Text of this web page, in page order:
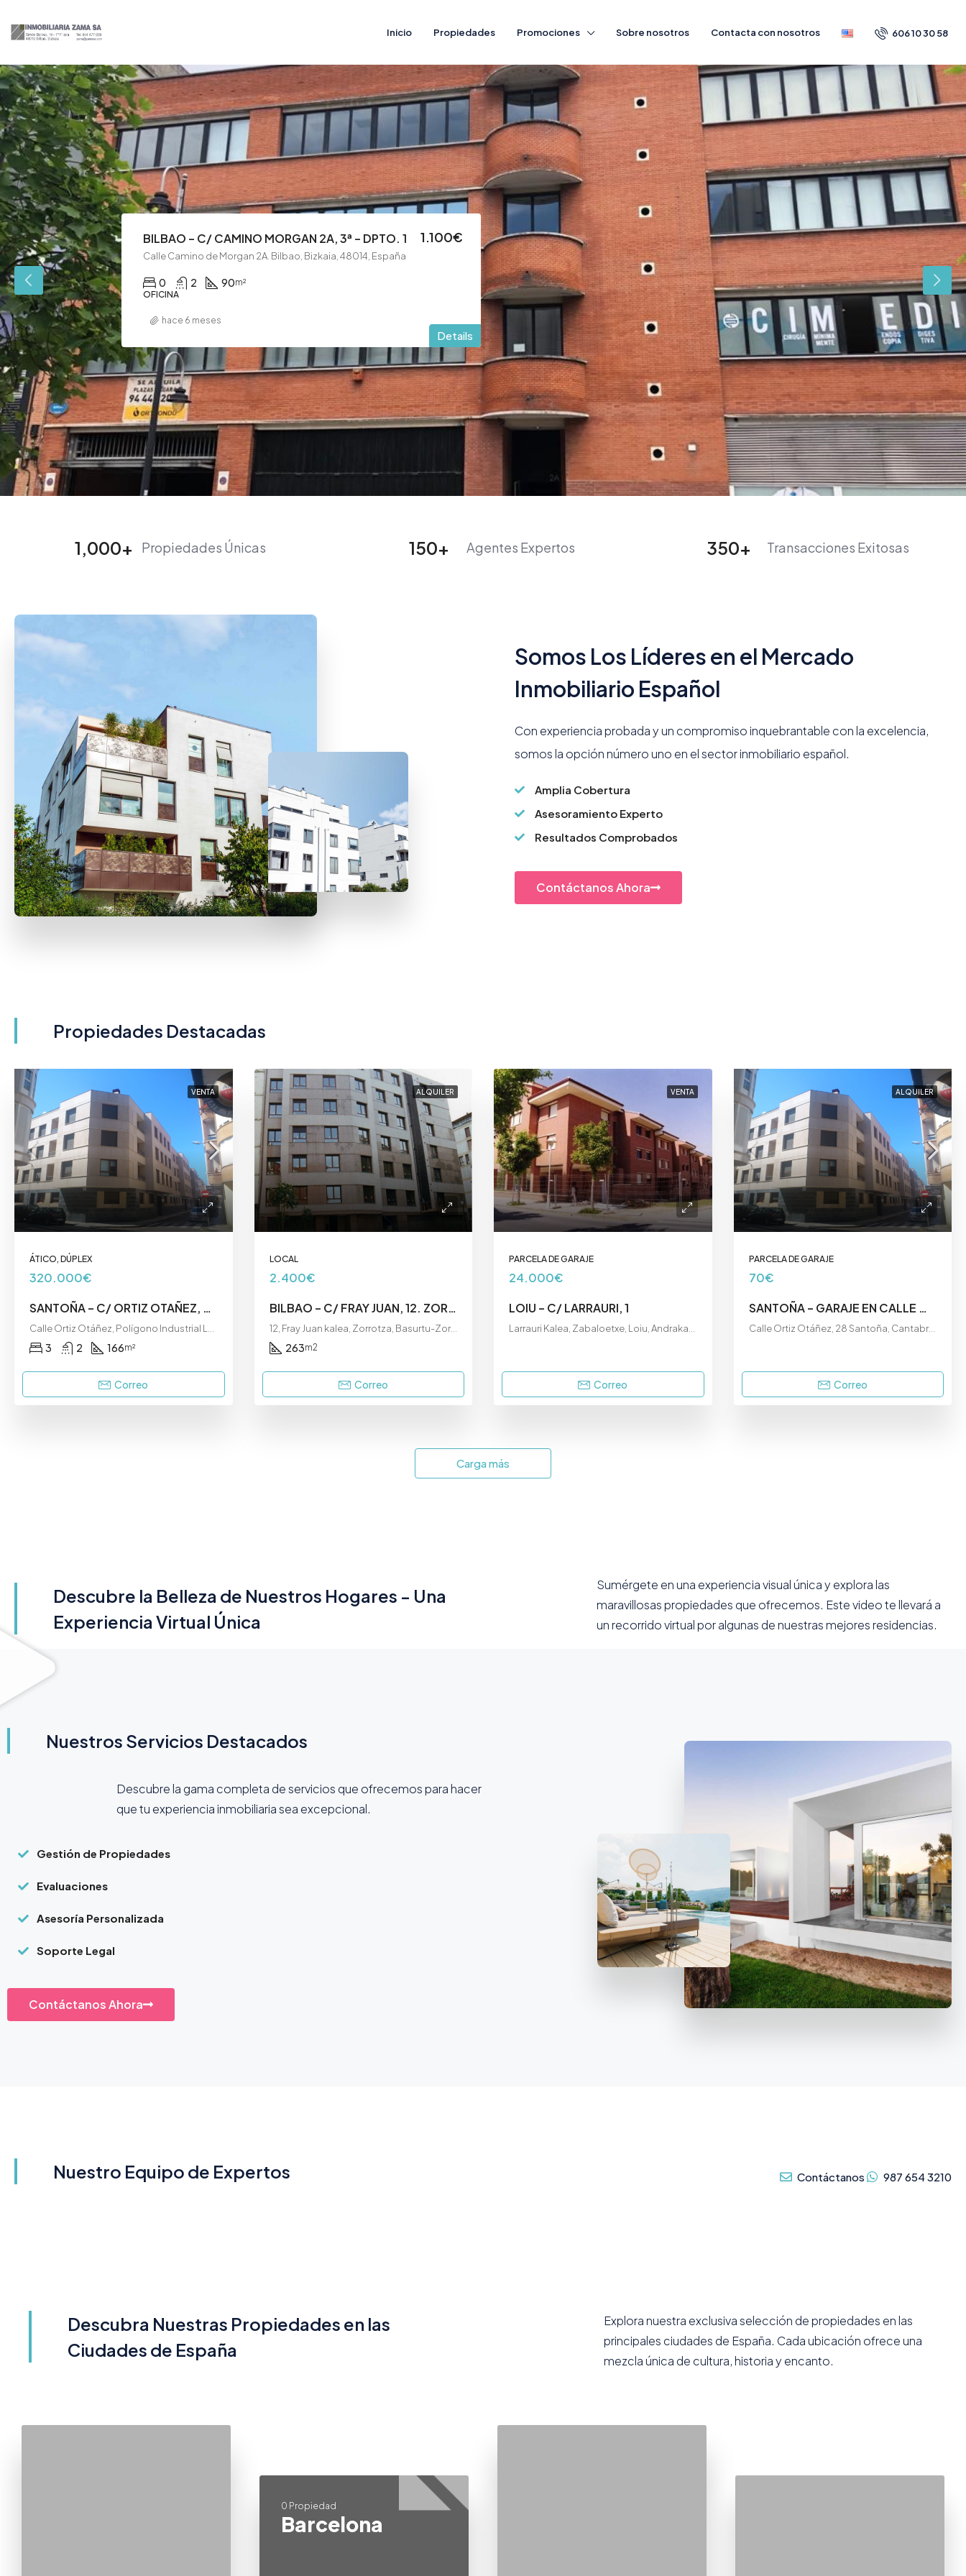
Inicio Propiedades Promociones Sobre nosotros Contacta con nosotros 606 10 30 58
BILBAO – C/ CAMINO MORGAN 2A, 3ª – DPTO. 1
Calle Camino de Morgan 2A. Bilbao, Bizkaia, 48014, España
1.100€
0 2 90m²
OFICINA
hace 6 meses
Details
1,000+ Propiedades Únicas 150+ Agentes Expertos 350+ Transacciones Exitosas
Somos Los Líderes en el Mercado
Inmobiliario Español
Con experiencia probada y un compromiso inquebrantable con la excelencia,
somos la opción número uno en el sector inmobiliario español.
Amplia Cobertura
Asesoramiento Experto
Resultados Comprobados
Contáctanos Ahora
Propiedades Destacadas
VENTA
ÁTICO, DÚPLEX
320.000€
SANTOÑA – C/ ORTIZ OTAÑEZ, 32 – ATICO
Calle Ortiz Otáñez, Polígono Industrial Las Marismas, Santoña, Cantabria, 39740, España
3 2 166m²
Correo
ALQUILER
LOCAL
2.400€
BILBAO – C/ FRAY JUAN, 12. ZORROZA
12, Fray Juan kalea, Zorrotza, Basurtu-Zorrotza, Bilbao, Bizkaia, Euskadi, 48013, España
263m2
Correo
VENTA
PARCELA DE GARAJE
24.000€
LOIU – C/ LARRAURI, 1
Larrauri Kalea, Zabaloetxe, Loiu, Andraka, Bizkaia, Euskadi, 48620, España
Correo
ALQUILER
PARCELA DE GARAJE
70€
SANTOÑA – GARAJE EN CALLE ORTIZ OTAÑEZ
Calle Ortiz Otáñez, 28 Santoña, Cantabria, 39740, España
Correo
Carga más
Descubre la Belleza de Nuestros Hogares - Una
Experiencia Virtual Única
Sumérgete en una experiencia visual única y explora las
maravillosas propiedades que ofrecemos. Este video te llevará a
un recorrido virtual por algunas de nuestras mejores residencias.
Nuestros Servicios Destacados
Descubre la gama completa de servicios que ofrecemos para hacer
que tu experiencia inmobiliaria sea excepcional.
Gestión de Propiedades
Evaluaciones
Asesoría Personalizada
Soporte Legal
Contáctanos Ahora
Nuestro Equipo de Expertos Contáctanos 987 654 3210
Descubra Nuestras Propiedades en las
Ciudades de España
Explora nuestra exclusiva selección de propiedades en las
principales ciudades de España. Cada ubicación ofrece una
mezcla única de cultura, historia y encanto.
0 Propiedad
Barcelona